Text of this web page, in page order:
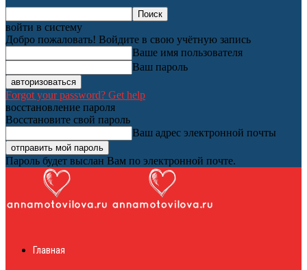
войти в систему
Добро пожаловать! Войдите в свою учётную запись
Ваше имя пользователя
Ваш пароль
Forgot your password? Get help
восстановление пароля
Восстановите свой пароль
Ваш адрес электронной почты
Пароль будет выслан Вам по электронной почте.
журналГлавная